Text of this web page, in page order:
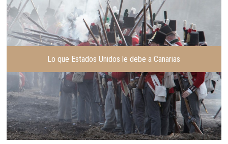
Lo que Estados Unidos le debe a Canarias